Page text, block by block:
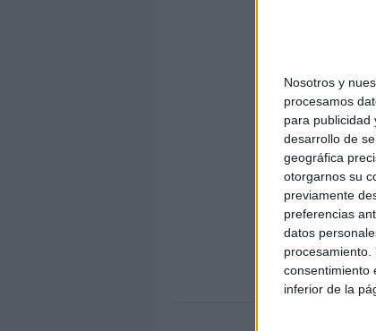
Nosotros y
procesamos
para publicidad
desarrollo de
geográfica
otorgarnos su
previamente
preferencias
datos
consentimiento
inferior de la